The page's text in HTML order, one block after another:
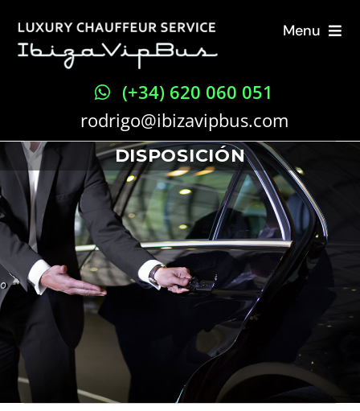
contenido
Menu
Servicios
¿Por qué elegirnos?
Blog
(+34) 620 060 051
rodrigo@ibizavipbus.com
DISPOSICIÓN